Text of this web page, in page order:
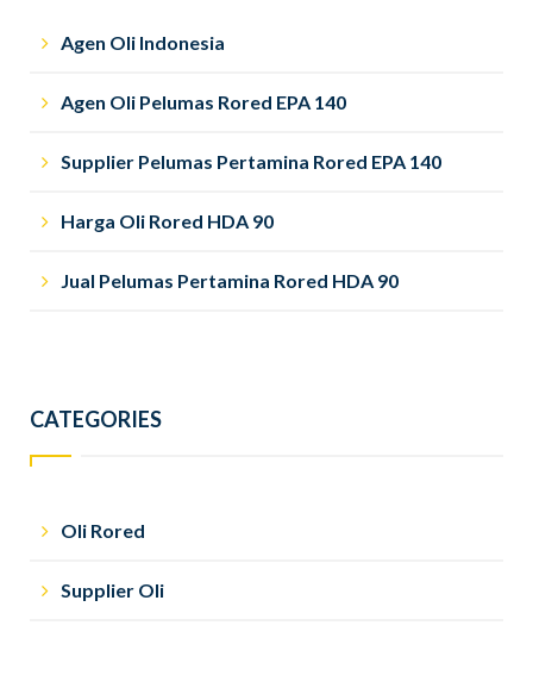
Agen Oli Indonesia
Agen Oli Pelumas Rored EPA 140
Supplier Pelumas Pertamina Rored EPA 140
Harga Oli Rored HDA 90
Jual Pelumas Pertamina Rored HDA 90
CATEGORIES
Oli Rored
Supplier Oli